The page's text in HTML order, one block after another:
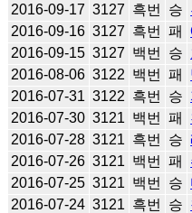
2016-09-17 3127 흑번 승
2016-09-16 3127 흑번 패
2016-09-15 3127 백번 승
2016-08-06 3122 백번 패
2016-07-31 3122 흑번 승
2016-07-30 3121 백번 패
2016-07-28 3121 흑번 승
2016-07-26 3121 백번 패
2016-07-25 3121 백번 승
2016-07-24 3121 흑번 승